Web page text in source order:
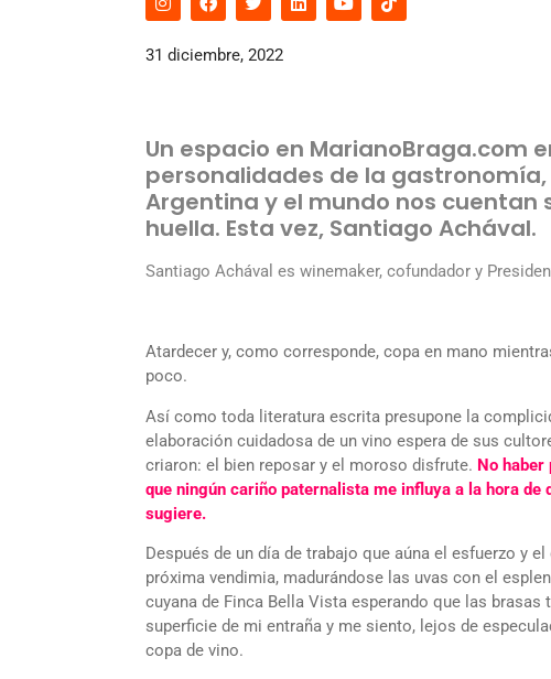
31 diciembre, 2022
Un espacio en MarianoBraga.com
personalidades de la
Argentina y el mundo nos cuentan
huella. Esta vez, Santiago Achával.
Santiago Achával es winemaker, cofundador y
Atardecer y, como corresponde, copa en mano
poco.
Así como toda literatura escrita presupone la
elaboración cuidadosa de un vino espera de sus
criaron: el bien reposar y el moroso disfrute. No haber
que ningún cariño paternalista me influya a la hora
sugiere.
Después de un día de trabajo que aúna el esfuerzo y
próxima vendimia, madurándose las uvas con el
cuyana de Finca Bella Vista esperando que las
superficie de mi entraña y me siento, lejos de
copa de vino.